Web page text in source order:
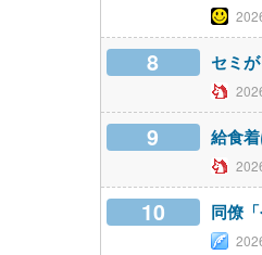
8 セミ
9 給食
10 同僚